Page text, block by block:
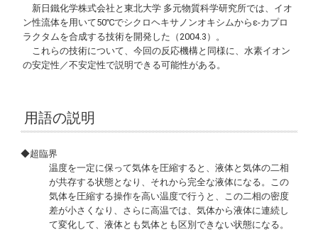
新日鐵化学株式会社と東北大学 多元物質科学研究所では、イオ
ン性流体を用いて50℃でシクロヘキサノンオキシムからε-カプロ
ラクタムを合成する技術を開発した（2004.3）。
これらの技術について、今回の反応機構と同様に、水素イオン
の安定性／不安定性で説明できる可能性がある。
用語の説明
◆超臨界
温度を一定に保って気体を圧縮すると、液体と気体の二相
が共存する状態となり、それから完全な液体になる。この
気体を圧縮する操作を高い温度で行うと、この二相の密度
差が小さくなり、さらに高温では、気体から液体に連続し
て変化して、液体とも気体とも区別できない状態になる。